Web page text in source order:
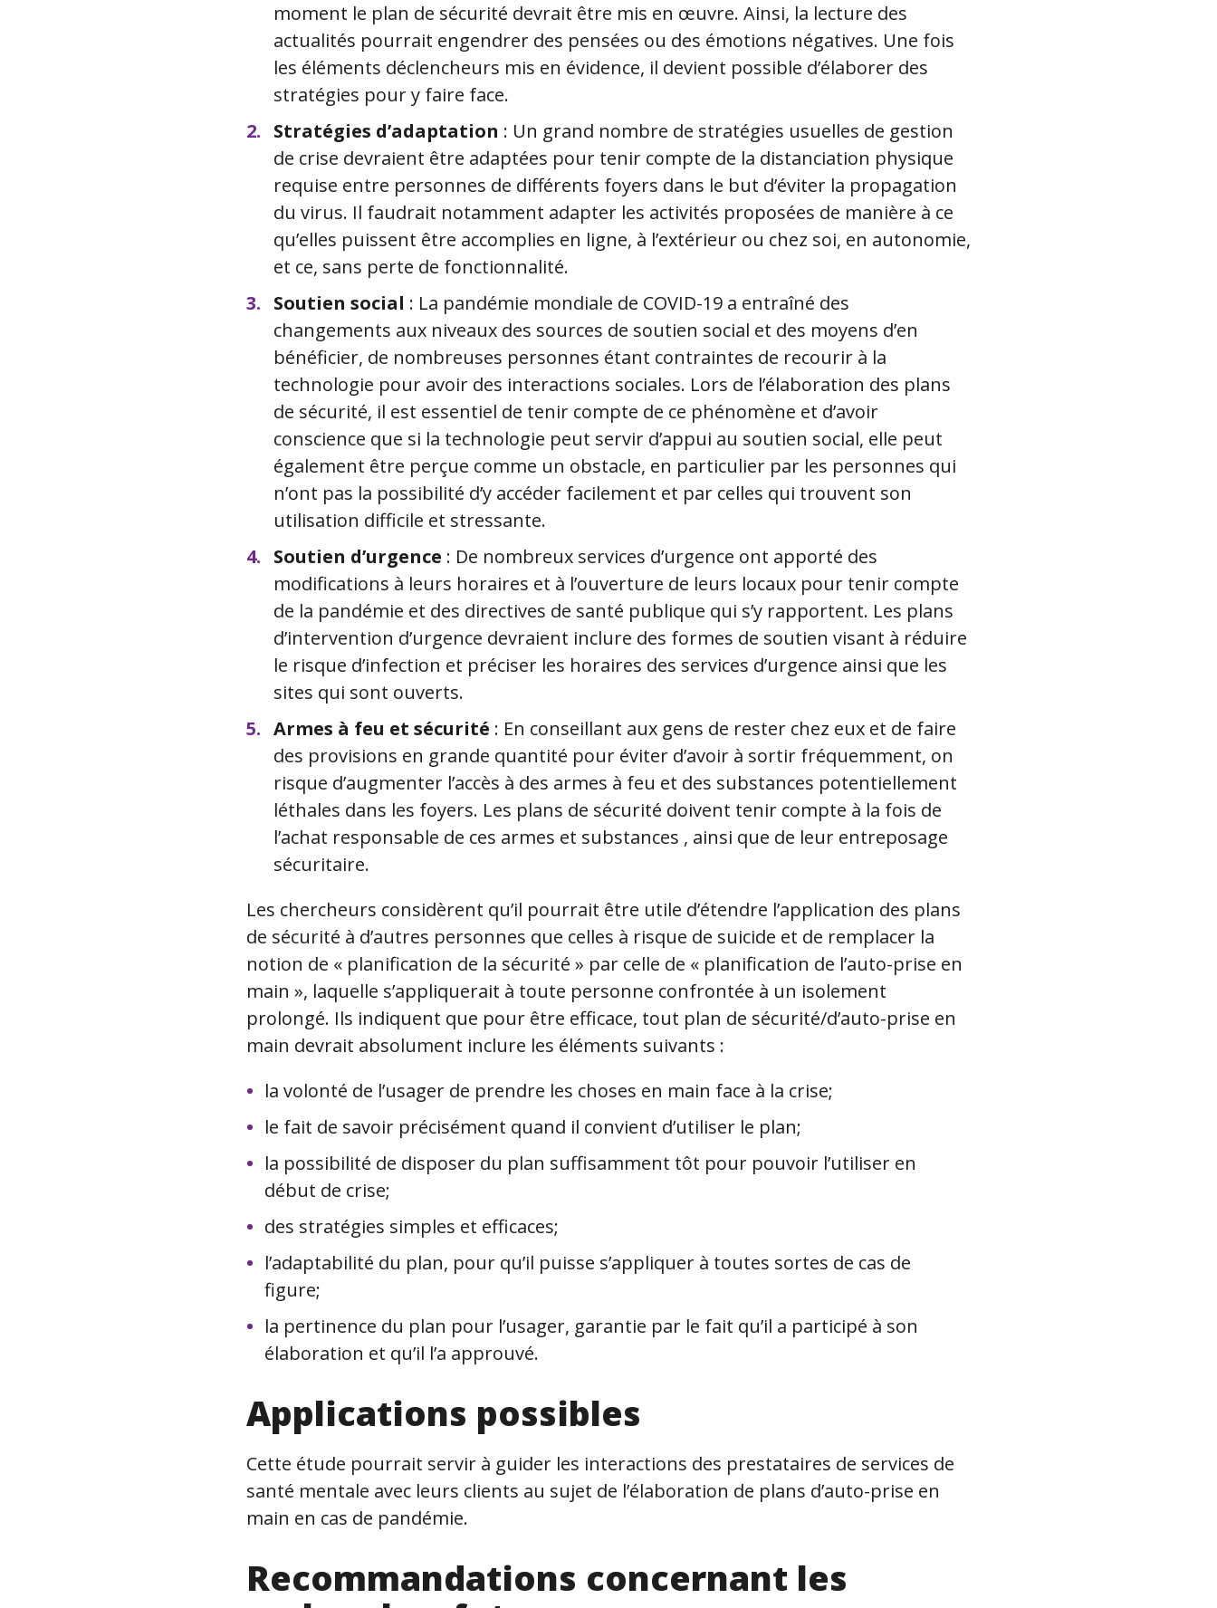
moment le plan de sécurité devrait être mis en œuvre. Ainsi, la lecture des
actualités pourrait engendrer des pensées ou des émotions négatives. Une fois
les éléments déclencheurs mis en évidence, il devient possible d’élaborer des
stratégies pour y faire face.
Stratégies d’adaptation : Un grand nombre de stratégies usuelles de gestion
de crise devraient être adaptées pour tenir compte de la distanciation physique
requise entre personnes de différents foyers dans le but d’éviter la propagation
du virus. Il faudrait notamment adapter les activités proposées de manière à ce
qu’elles puissent être accomplies en ligne, à l’extérieur ou chez soi, en autonomie,
et ce, sans perte de fonctionnalité.
Soutien social : La pandémie mondiale de COVID-19 a entraîné des
changements aux niveaux des sources de soutien social et des moyens d’en
bénéficier, de nombreuses personnes étant contraintes de recourir à la
technologie pour avoir des interactions sociales. Lors de l’élaboration des plans
de sécurité, il est essentiel de tenir compte de ce phénomène et d’avoir
conscience que si la technologie peut servir d’appui au soutien social, elle peut
également être perçue comme un obstacle, en particulier par les personnes qui
n’ont pas la possibilité d’y accéder facilement et par celles qui trouvent son
utilisation difficile et stressante.
Soutien d’urgence : De nombreux services d’urgence ont apporté des
modifications à leurs horaires et à l’ouverture de leurs locaux pour tenir compte
de la pandémie et des directives de santé publique qui s’y rapportent. Les plans
d’intervention d’urgence devraient inclure des formes de soutien visant à réduire
le risque d’infection et préciser les horaires des services d’urgence ainsi que les
sites qui sont ouverts.
Armes à feu et sécurité : En conseillant aux gens de rester chez eux et de faire
des provisions en grande quantité pour éviter d’avoir à sortir fréquemment, on
risque d’augmenter l’accès à des armes à feu et des substances potentiellement
léthales dans les foyers. Les plans de sécurité doivent tenir compte à la fois de
l’achat responsable de ces armes et substances , ainsi que de leur entreposage
sécuritaire.
Les chercheurs considèrent qu’il pourrait être utile d’étendre l’application des plans
de sécurité à d’autres personnes que celles à risque de suicide et de remplacer la
notion de « planification de la sécurité » par celle de « planification de l’auto-prise en
main », laquelle s’appliquerait à toute personne confrontée à un isolement
prolongé. Ils indiquent que pour être efficace, tout plan de sécurité/d’auto-prise en
main devrait absolument inclure les éléments suivants :
la volonté de l’usager de prendre les choses en main face à la crise;
le fait de savoir précisément quand il convient d’utiliser le plan;
la possibilité de disposer du plan suffisamment tôt pour pouvoir l’utiliser en
début de crise;
des stratégies simples et efficaces;
l’adaptabilité du plan, pour qu’il puisse s’appliquer à toutes sortes de cas de
figure;
la pertinence du plan pour l’usager, garantie par le fait qu’il a participé à son
élaboration et qu’il l’a approuvé.
Applications possibles
Cette étude pourrait servir à guider les interactions des prestataires de services de
santé mentale avec leurs clients au sujet de l’élaboration de plans d’auto-prise en
main en cas de pandémie.
Recommandations concernant les